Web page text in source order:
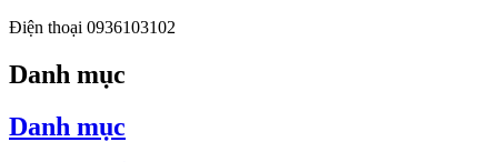
Điện thoại 0936103102
Danh mục
Danh mục